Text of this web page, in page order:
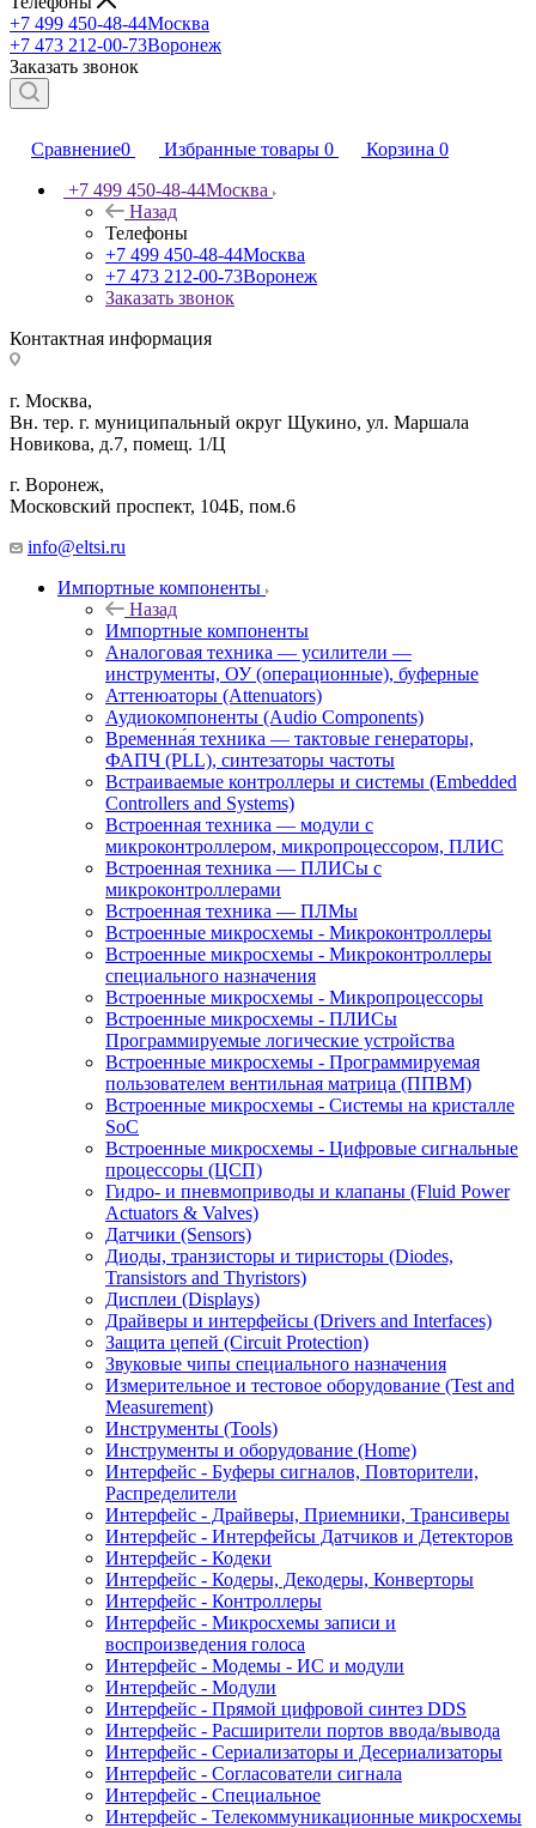
+7 499 450-48-44Москва
+7 473 212-00-73Воронеж
Заказать звонок
Сравнение0 Избранные товары 0 Корзина 0
+7 499 450-48-44Москва
Назад
Телефоны
+7 499 450-48-44Москва
+7 473 212-00-73Воронеж
Заказать звонок
Контактная информация
г. Москва,
Вн. тер. г. муниципальный округ Щукино, ул. Маршала
Новикова, д.7, помещ. 1/Ц
г. Воронеж,
​Московский проспект, 104Б, пом.6
info@eltsi.ru
Импортные компоненты
Назад
Импортные компоненты
Аналоговая техника — усилители —
инструменты, ОУ (операционные), буферные
Аттенюаторы (Attenuators)
Аудиокомпоненты (Audio Components)
Временна́я техника — тактовые генераторы,
ФАПЧ (PLL), синтезаторы частоты
Встраиваемые контроллеры и системы (Embedded
Controllers and Systems)
Встроенная техника — модули с
микроконтроллером, микропроцессором, ПЛИС
Встроенная техника — ПЛИСы с
микроконтроллерами
Встроенная техника — ПЛМы
Встроенные микросхемы - Микроконтроллеры
Встроенные микросхемы - Микроконтроллеры
специального назначения
Встроенные микросхемы - Микропроцессоры
Встроенные микросхемы - ПЛИСы
Программируемые логические устройства
Встроенные микросхемы - Программируемая
пользователем вентильная матрица (ППВМ)
Встроенные микросхемы - Системы на кристалле
SoC
Встроенные микросхемы - Цифровые сигнальные
процессоры (ЦСП)
Гидро- и пневмоприводы и клапаны (Fluid Power
Actuators & Valves)
Датчики (Sensors)
Диоды, транзисторы и тиристоры (Diodes,
Transistors and Thyristors)
Дисплеи (Displays)
Драйверы и интерфейсы (Drivers and Interfaces)
Защита цепей (Circuit Protection)
Звуковые чипы специального назначения
Измерительное и тестовое оборудование (Test and
Measurement)
Инструменты (Tools)
Инструменты и оборудование (Home)
Интерфейс - Буферы сигналов, Повторители,
Распределители
Интерфейс - Драйверы, Приемники, Трансиверы
Интерфейс - Интерфейсы Датчиков и Детекторов
Интерфейс - Кодеки
Интерфейс - Кодеры, Декодеры, Конверторы
Интерфейс - Контроллеры
Интерфейс - Микросхемы записи и
воспроизведения голоса
Интерфейс - Модемы - ИС и модули
Интерфейс - Модули
Интерфейс - Прямой цифровой синтез DDS
Интерфейс - Расширители портов ввода/вывода
Интерфейс - Сериализаторы и Десериализаторы
Интерфейс - Согласователи сигнала
Интерфейс - Специальное
Интерфейс - Телекоммуникационные микросхемы